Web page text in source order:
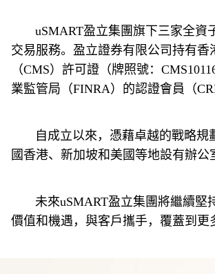
交易服務。盈立證券有限公司持有
（CMS）許可證（牌照號：
業監管局（FINRA）的認證會員（
國香港、新加坡和美國等地設有辦公
價值和機遇，與客戶攜手，覆蓋到更